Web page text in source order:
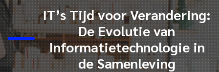
IT’s Tijd voor Verandering:
De Evolutie van
Informatietechnologie in
de Samenleving